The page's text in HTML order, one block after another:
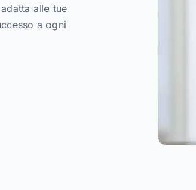
alle tue
a ogni